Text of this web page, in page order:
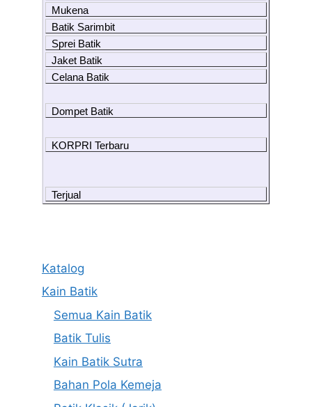
Mukena
Batik Sarimbit
Sprei Batik
Jaket Batik
Celana Batik
Dompet Batik
KORPRI Terbaru
Terjual
Katalog
Kain Batik
Semua Kain Batik
Batik Tulis
Kain Batik Sutra
Bahan Pola Kemeja